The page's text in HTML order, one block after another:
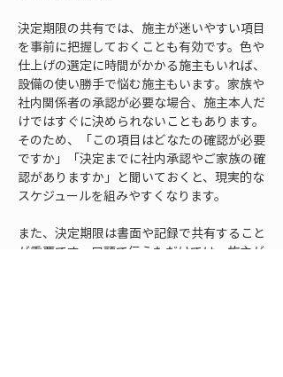
決定期限の共有では、施主が迷いやすい項目
を事前に把握しておくことも有効です。色や
仕上げの選定に時間がかかる施主もいれば、
設備の使い勝手で悩む施主もいます。家族や
社内関係者の承認が必要な場合、施主本人だ
けではすぐに決められないこともあります。
そのため、「この項目はどなたの確認が必要
ですか」「決定までに社内承認やご家族の確
認がありますか」と聞いておくと、現実的な
スケジュールを組みやすくなります。
また、決定期限は書面や記録で共有すること
が重要です。口頭で伝えただけでは、施主が